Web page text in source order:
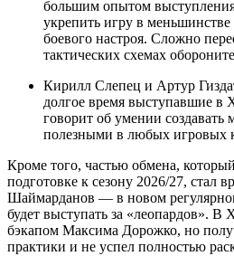
большим опытом
укрепить игру в
боевого настроя. Сложно
тактических схемах
Кирилл Слепец и Артур
долгое время выступавшие в
говорит об умении
полезными в любых игровых
Кроме того, частью обмена,
подготовке к сезону 2026/27, стал
Шаймарданов — в новом
будет выступать за «леопардов». В
бэкапом Максима Дорожко, но
практики и не успел полностью